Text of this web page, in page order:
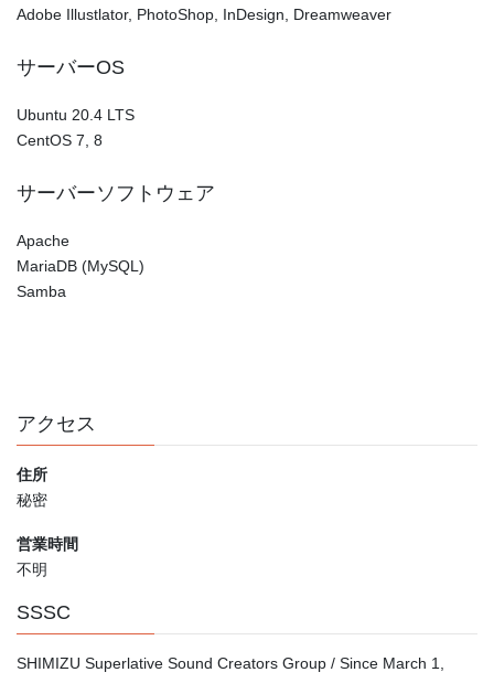
Adobe Illustlator, PhotoShop, InDesign, Dreamweaver
サーバーOS
Ubuntu 20.4 LTS
CentOS 7, 8
サーバーソフトウェア
Apache
MariaDB (MySQL)
Samba
アクセス
住所
秘密
営業時間
不明
SSSC
SHIMIZU Superlative Sound Creators Group / Since March 1,